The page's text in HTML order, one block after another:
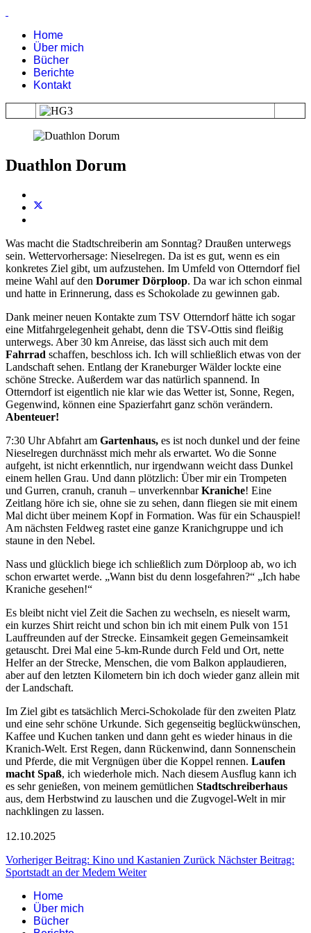
Home
Über mich
Bücher
Berichte
Kontakt
Duathlon Dorum
Was macht die Stadtschreiberin am Sonntag? Draußen unterwegs
sein. Wettervorhersage: Nieselregen. Da ist es gut, wenn es ein
konkretes Ziel gibt, um aufzustehen. Im Umfeld von Otterndorf fiel
meine Wahl auf den Dorumer Dörploop. Da war ich schon einmal
und hatte in Erinnerung, dass es Schokolade zu gewinnen gab.
Dank meiner neuen Kontakte zum TSV Otterndorf hätte ich sogar
eine Mitfahrgelegenheit gehabt, denn die TSV-Ottis sind fleißig
unterwegs. Aber 30 km Anreise, das lässt sich auch mit dem
Fahrrad schaffen, beschloss ich. Ich will schließlich etwas von der
Landschaft sehen. Entlang der Kraneburger Wälder lockte eine
schöne Strecke. Außerdem war das natürlich spannend. In
Otterndorf ist eigentlich nie klar wie das Wetter ist, Sonne, Regen,
Gegenwind, können eine Spazierfahrt ganz schön verändern.
Abenteuer!
7:30 Uhr Abfahrt am Gartenhaus, es ist noch dunkel und der feine
Nieselregen durchnässt mich mehr als erwartet. Wo die Sonne
aufgeht, ist nicht erkenntlich, nur irgendwann weicht dass Dunkel
einem hellen Grau. Und dann plötzlich: Über mir ein Trompeten
und Gurren, cranuh, cranuh – unverkennbarKraniche! Eine
Zeitlang höre ich sie, ohne sie zu sehen, dann fliegen sie mit einem
Mal dicht über meinem Kopf in Formation. Was für ein Schauspiel!
Am nächsten Feldweg rastet eine ganze Kranichgruppe und ich
staune in den Nebel.
Nass und glücklich biege ich schließlich zum Dörploop ab, wo ich
schon erwartet werde. „Wann bist du denn losgefahren?“ „Ich habe
Kraniche gesehen!“
Es bleibt nicht viel Zeit die Sachen zu wechseln, es nieselt warm,
ein kurzes Shirt reicht und schon bin ich mit einem Pulk von 151
Lauffreunden auf der Strecke. Einsamkeit gegen Gemeinsamkeit
getauscht. Drei Mal eine 5-km-Runde durch Feld und Ort, nette
Helfer an der Strecke, Menschen, die vom Balkon applaudieren,
aber auf den letzten Kilometern bin ich doch wieder ganz allein mit
der Landschaft.
Im Ziel gibt es tatsächlich Merci-Schokolade für den zweiten Platz
und eine sehr schöne Urkunde. Sich gegenseitig beglückwünschen,
Kaffee und Kuchen tanken und dann geht es wieder hinaus in die
Kranich-Welt. Erst Regen, dann Rückenwind, dann Sonnenschein
und Pferde, die mit Vergnügen über die Koppel rennen. Laufen
macht Spaß, ich wiederhole mich. Nach diesem Ausflug kann ich
es sehr genießen, von meinem gemütlichen Stadtschreiberhaus
aus, dem Herbstwind zu lauschen und die Zugvogel-Welt in mir
nachklingen zu lassen.
12.10.2025
Vorheriger Beitrag: Kino und Kastanien Zurück Nächster Beitrag:
Sportstadt an der Medem Weiter
Home
Über mich
Bücher